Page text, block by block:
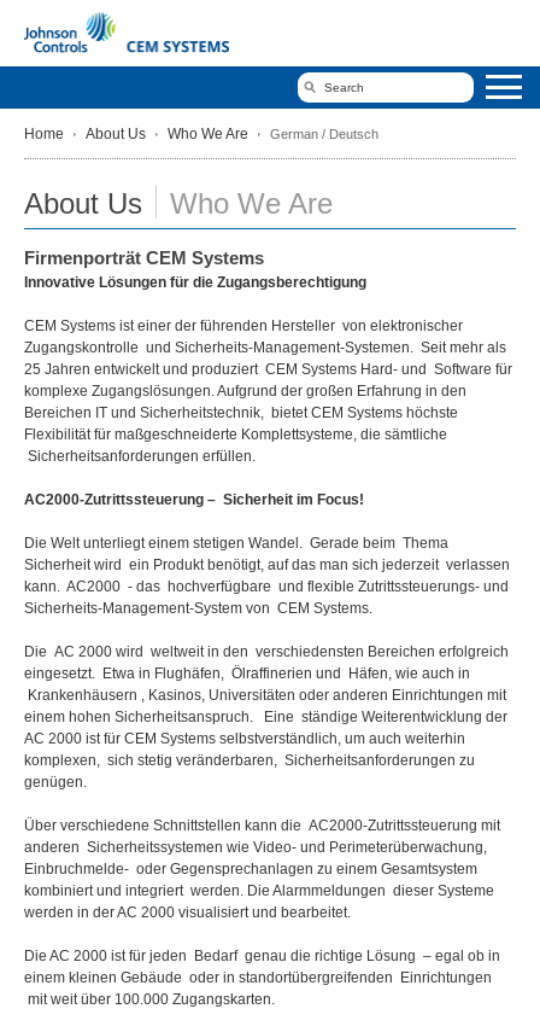
Home About Us Who We Are German / Deutsch
About Us Who We Are
Firmenporträt CEM Systems
Innovative Lösungen für die Zugangsberechtigung
CEM Systems ist einer der führenden Hersteller von elektronischer
Zugangskontrolle und Sicherheits-Management-Systemen. Seit mehr als
25 Jahren entwickelt und produziert CEM Systems Hard- und Software für
komplexe Zugangslösungen. Aufgrund der großen Erfahrung in den
Bereichen IT und Sicherheitstechnik, bietet CEM Systems höchste
Flexibilität für maßgeschneiderte Komplettsysteme, die sämtliche
Sicherheitsanforderungen erfüllen.
AC2000-Zutrittssteuerung – Sicherheit im Focus!
Die Welt unterliegt einem stetigen Wandel. Gerade beim Thema
Sicherheit wird ein Produkt benötigt, auf das man sich jederzeit verlassen
kann. AC2000 - das hochverfügbare und flexible Zutrittssteuerungs- und
Sicherheits-Management-System von CEM Systems.
Die AC 2000 wird weltweit in den verschiedensten Bereichen erfolgreich
eingesetzt. Etwa in Flughäfen, Ölraffinerien und Häfen, wie auch in
Krankenhäusern , Kasinos, Universitäten oder anderen Einrichtungen mit
einem hohen Sicherheitsanspruch. Eine ständige Weiterentwicklung der
AC 2000 ist für CEM Systems selbstverständlich, um auch weiterhin
komplexen, sich stetig veränderbaren, Sicherheitsanforderungen zu
genügen.
Über verschiedene Schnittstellen kann die AC2000-Zutrittssteuerung mit
anderen Sicherheitssystemen wie Video- und Perimeterüberwachung,
Einbruchmelde- oder Gegensprechanlagen zu einem Gesamtsystem
kombiniert und integriert werden. Die Alarmmeldungen dieser Systeme
werden in der AC 2000 visualisiert und bearbeitet.
Die AC 2000 ist für jeden Bedarf genau die richtige Lösung – egal ob in
einem kleinen Gebäude oder in standortübergreifenden Einrichtungen
mit weit über 100.000 Zugangskarten.